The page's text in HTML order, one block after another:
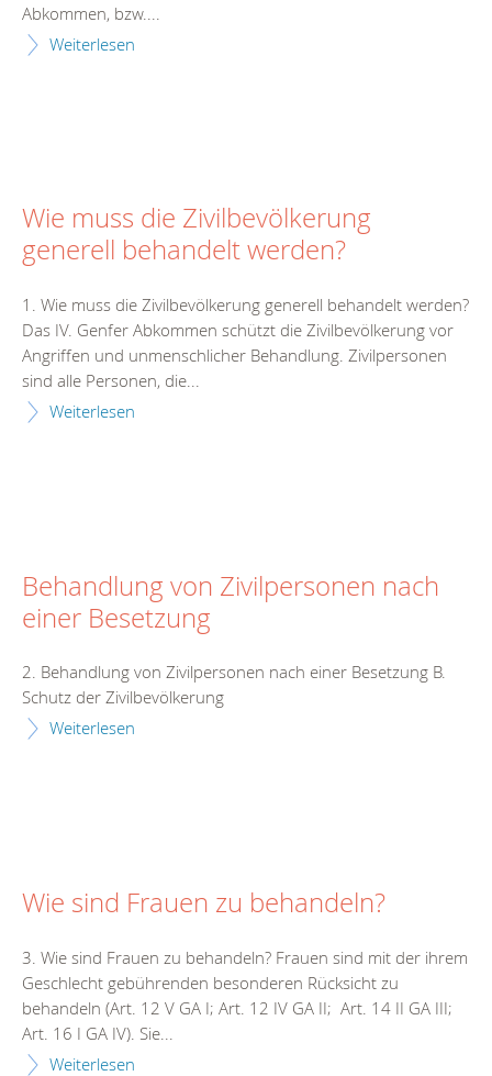
Abkommen, bzw....
Weiterlesen
Wie muss die Zivilbevölkerung
generell behandelt werden?
1. Wie muss die Zivilbevölkerung generell behandelt werden?
Das IV. Genfer Abkommen schützt die Zivilbevölkerung vor
Angriffen und unmenschlicher Behandlung. Zivilpersonen
sind alle Personen, die...
Weiterlesen
Behandlung von Zivilpersonen nach
einer Besetzung
2. Behandlung von Zivilpersonen nach einer Besetzung B.
Schutz der Zivilbevölkerung
Weiterlesen
Wie sind Frauen zu behandeln?
3. Wie sind Frauen zu behandeln? Frauen sind mit der ihrem
Geschlecht gebührenden besonderen Rücksicht zu
behandeln (Art. 12 V GA I; Art. 12 IV GA II; Art. 14 II GA III;
Art. 16 I GA IV). Sie...
Weiterlesen